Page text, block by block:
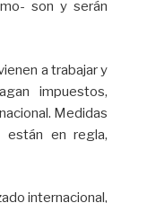
son y serán
a trabajar y
impuestos,
Medidas
están en regla,
internacional,